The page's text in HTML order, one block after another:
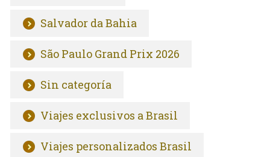
Salvador da Bahia
São Paulo Grand Prix 2026
Sin categoría
Viajes exclusivos a Brasil
Viajes personalizados Brasil